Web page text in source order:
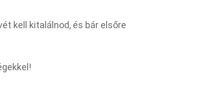
kell kitalálnod, és bár elsőre